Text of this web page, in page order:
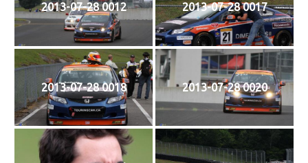
2013-07-28 0012 2013-07-28 0017
2013-07-28 0018 2013-07-28 0020